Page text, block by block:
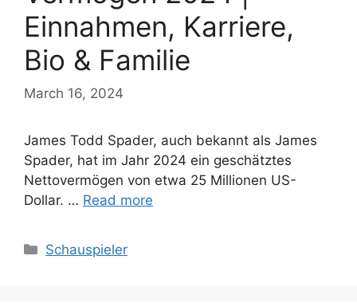
Einnahmen, Karriere,
Bio & Familie
March 16, 2024
James Todd Spader, auch bekannt als James
Spader, hat im Jahr 2024 ein geschätztes
Nettovermögen von etwa 25 Millionen US-
Dollar. … Read more
Categories
Schauspieler